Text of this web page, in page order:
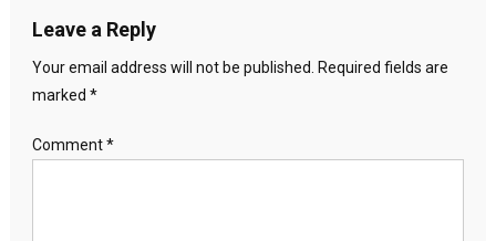
Leave a Reply
Your email address will not be published.
Required fields are
marked *
Comment*